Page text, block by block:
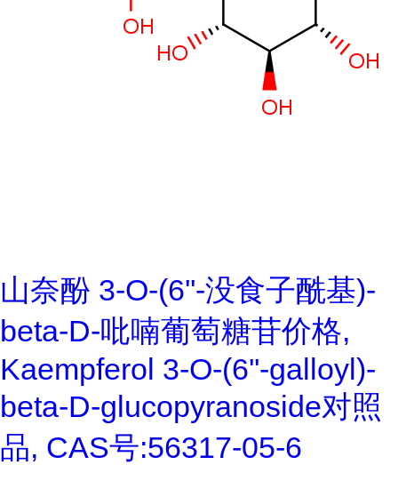
山奈酚 3-O-(6''-没食子酰基)-
beta-D-吡喃葡萄糖苷价格,
Kaempferol 3-O-(6''-galloyl)-
beta-D-glucopyranoside对照
品, CAS号:56317-05-6